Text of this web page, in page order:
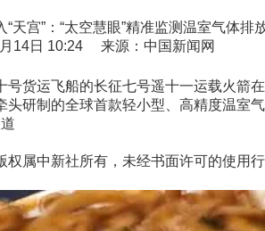
天宫”：“太空慧眼”精准监测温室气体排
14日 10:24 来源：中国新闻网
运飞船的长征七号遥十一运载火箭在
头研制的全球首款轻小型、高精度温室
权属中新社所有，未经书面许可的使用